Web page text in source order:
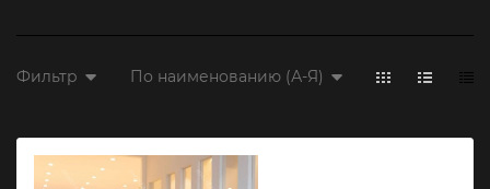
Фильтр По наименованию (А-Я)